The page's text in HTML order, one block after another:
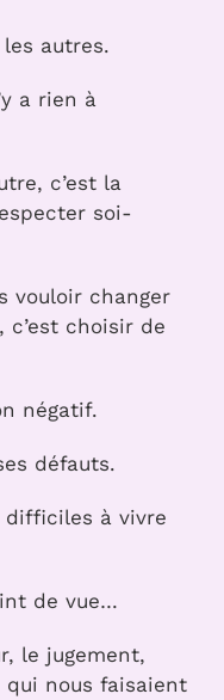
autres.
a rien à
c’est la
soi-
vouloir changer
c’est choisir de
négatif.
défauts.
difficiles à vivre
de vue…
le jugement,
qui nous faisaient